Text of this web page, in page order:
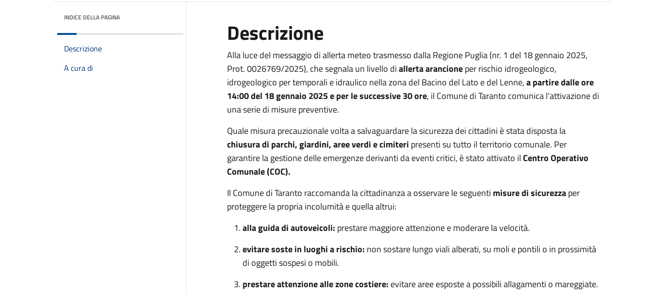
INDICE DELLA PAGINA
Descrizione
A cura di
Descrizione
Alla luce del messaggio di allerta meteo trasmesso dalla Regione Puglia (nr. 1 del 18 gennaio 2025,
Prot. 0026769/2025), che segnala un livello diallerta arancioneper rischio idrogeologico,
idrogeologico per temporali e idraulico nella zona del Bacino del Lato e del Lenne,a partire dalle ore
14:00 del 18 gennaio 2025 e per le successive 30 ore, il Comune di Taranto comunica l’attivazione di
una serie di misure preventive.
Quale misura precauzionale volta a salvaguardare la sicurezza dei cittadini è stata disposta la
chiusura di parchi, giardini, aree verdi e cimiteri presenti su tutto il territorio comunale. Per
garantire la gestione delle emergenze derivanti da eventi critici, è stato attivato ilCentro Operativo
Comunale (COC).
Il Comune di Taranto raccomanda la cittadinanza a osservare le seguenti misure di sicurezzaper
proteggere la propria incolumità e quella altrui:
alla guida di autoveicoli: prestare maggiore attenzione e moderare la velocità.
evitare soste in luoghi a rischio: non sostare lungo viali alberati, su moli e pontili o in prossimità
di oggetti sospesi o mobili.
prestare attenzione alle zone costiere: evitare aree esposte a possibili allagamenti o mareggiate.